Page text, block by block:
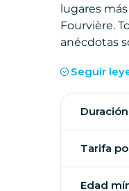
lugares
Fourvière.
anécdotas
La
monitor o
dado tus
orillas del
Nos
remanso
Seguir
Duración
Tarifa
Edad